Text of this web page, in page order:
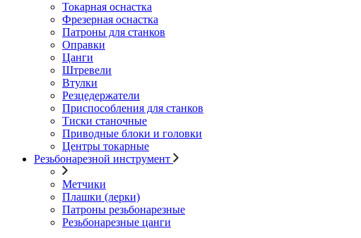
Токарная оснастка
Фрезерная оснастка
Патроны для станков
Оправки
Цанги
Штревели
Втулки
Резцедержатели
Приспособления для станков
Тиски станочные
Приводные блоки и головки
Центры токарные
Резьбонарезной инструмент
Метчики
Плашки (лерки)
Патроны резьбонарезные
Резьбонарезные цанги